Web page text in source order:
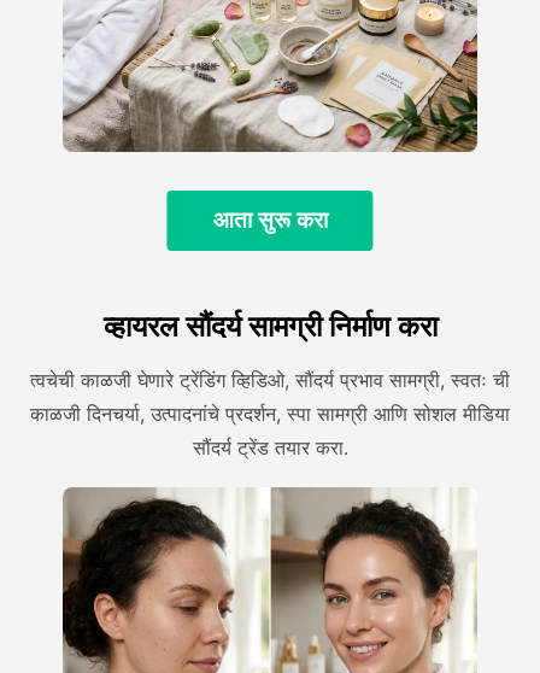
आता सुरू करा
व्हायरल सौंदर्य सामग्री निर्माण करा
त्वचेची काळजी घेणारे ट्रेंडिंग व्हिडिओ, सौंदर्य प्रभाव सामग्री, स्वतः ची
काळजी दिनचर्या, उत्पादनांचे प्रदर्शन, स्पा सामग्री आणि सोशल मीडिया
सौंदर्य ट्रेंड तयार करा.